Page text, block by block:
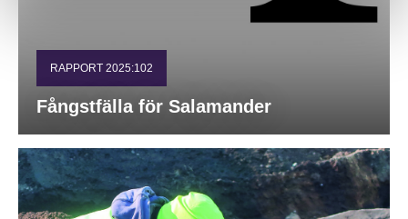
RAPPORT 2025:102
Fångstfälla för Salamander